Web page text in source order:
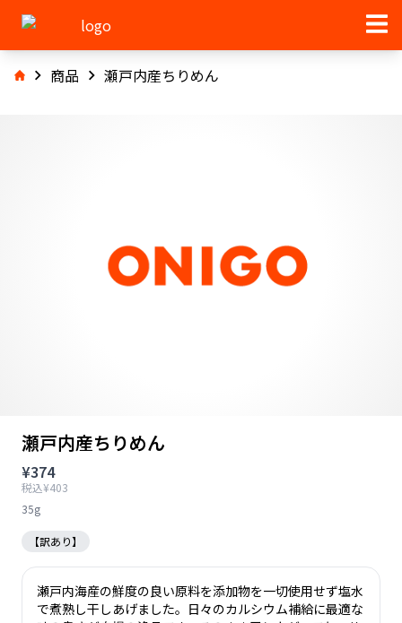
商品 瀬戸内産ちりめん
瀬戸内産ちりめん
¥374
税込¥403
35g
【訳あり】
瀬戸内海産の鮮度の良い原料を添加物を一切使用せず塩水
で煮熟し干しあげました。日々のカルシウム補給に最適な